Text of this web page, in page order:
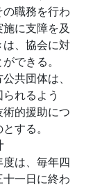
職務を行わ
に支障を及
、協会に対
できる。
共団体は、
れるよう
的援助につ
する。
は、毎年四
一日に終わ